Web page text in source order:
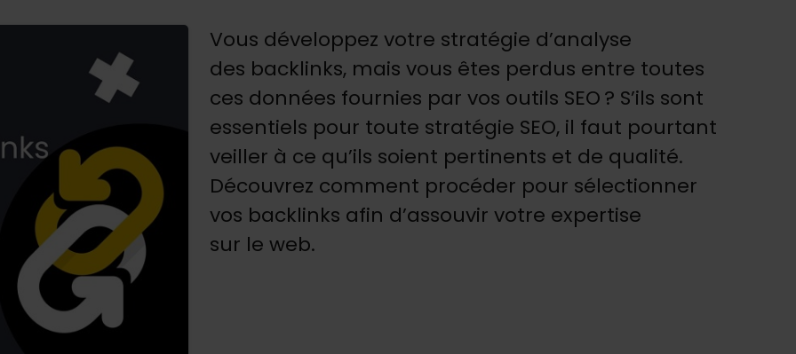
Vous développez votre stratégie d’analyse
des backlinks, mais vous êtes perdus entre toutes
ces données fournies par vos outils SEO ? S’ils sont
essentiels pour toute stratégie SEO, il faut pourtant
veiller à ce qu’ils soient pertinents et de qualité.
Découvrez comment procéder pour sélectionner
vos backlinks afin d’assouvir votre expertise
sur le web.